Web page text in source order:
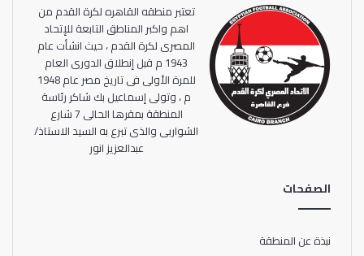
تعتبر منطقه القاهره لكرة القدم من
اهم واكبر المناطق التابعة للإتحاد
المصرى لكرة القدم ، حيث انشأت عام
1943 م قبل إنطلاق الدورى العام
للمرة الأولى فى تاريخ مصر عام 1948
م ، وتولى إسماعيل بك شاكر رئاسة
المنطقة بمقرها الحالى 7 شارع
الشواربى والذى تبرع به السيد الاستاذ/
عبدالعزيز انور
الصفحات
نبذة عن المنطقة